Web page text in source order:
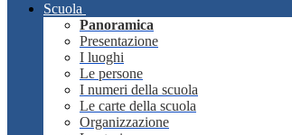
Scuola
Panoramica
Presentazione
I luoghi
Le persone
I numeri della scuola
Le carte della scuola
Organizzazione